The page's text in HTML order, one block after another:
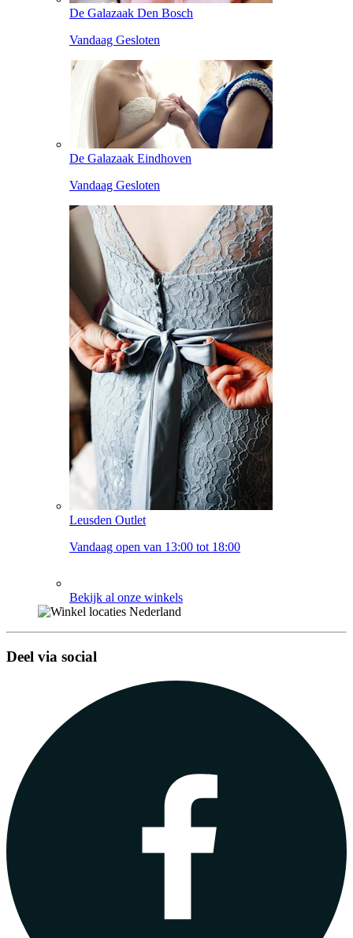
De Galazaak Den Bosch
Vandaag Gesloten
De Galazaak Eindhoven
Vandaag Gesloten
Leusden Outlet
Vandaag open van 13:00 tot 18:00
Bekijk al onze winkels
Deel via social